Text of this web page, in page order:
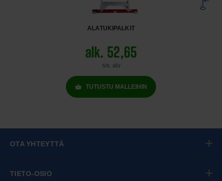
ALATUKIPALKIT
alk. 52,65
sis. alv
TUTUSTU MALLEIHIN
OTA YHTEYTTÄ
TIETO-OSIO